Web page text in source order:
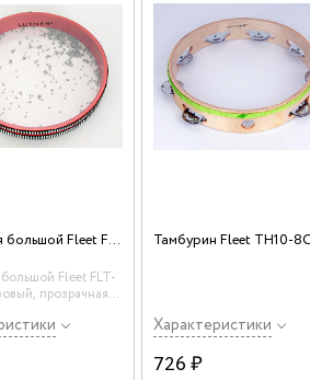
Шум моря большой Fleet FLT-H25A
Fleet FLT-
прозрачная
Характеристики
726 ₽